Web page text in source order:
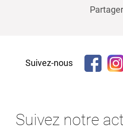
Suivez-nous
Suivez notre